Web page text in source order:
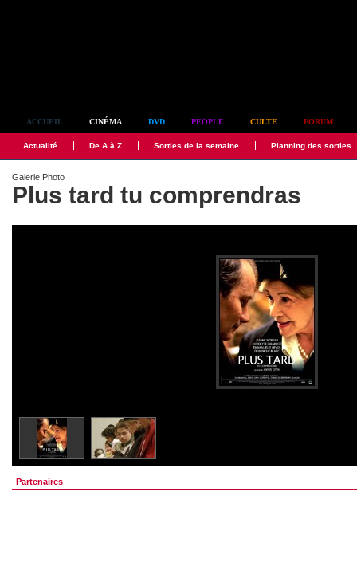
ACCUEIL CINÉMA DVD PEOPLE CULTE FORUM
Actualité De A à Z Sorties de la semaine Planning des sorties
Galerie Photo
Plus tard tu comprendras
Partenaires